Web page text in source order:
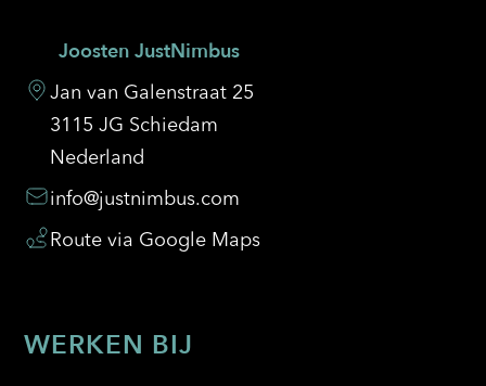
Joosten JustNimbus
Jan van Galenstraat 25
3115 JG Schiedam
Nederland
info@justnimbus.com
Route via Google Maps
WERKEN BIJ